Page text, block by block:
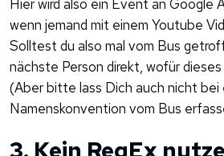
Hier wird also ein Event an Google
wenn jemand mit einem Youtube
Solltest du also mal vom Bus
nächste Person direkt, wofür
(Aber bitte lass Dich auch nicht bei
Namenskonvention vom Bus